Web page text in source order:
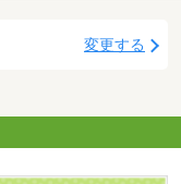
変更する